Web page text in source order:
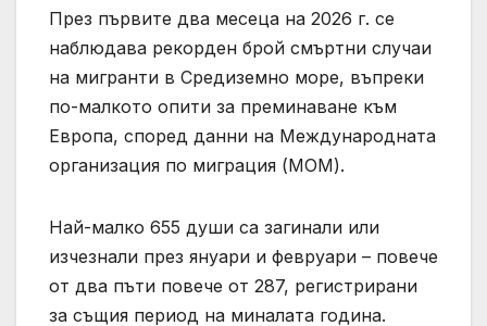
През първите два месеца на 2026 г. се
наблюдава рекорден брой смъртни случаи
на мигранти в Средиземно море, въпреки
по-малкото опити за преминаване към
Европа, според данни на Международната
организация по миграция (МОМ).
Най-малко 655 души са загинали или
изчезнали през януари и февруари – повече
от два пъти повече от 287, регистрирани
за същия период на миналата година.